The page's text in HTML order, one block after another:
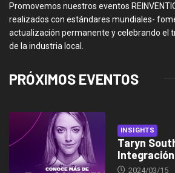
Promovemos nuestros eventos
realizados con estándares mundiales-
actualización permanente y celebrando el
de la industria local.
PRÓXIMOS EVENTOS
INSIGHTS
Taryn
Integración
2024/03/15